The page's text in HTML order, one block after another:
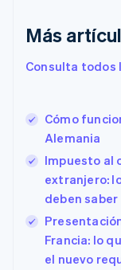
Más
Consulta todos
Cómo
Alemania
Impuesto al
extranjero:
deben saber
Francia: lo
el nuevo
EnglishItaliano
English
Eslovaquia
English
EnglishItaliano
España
Español English
Estados
Estonia
English